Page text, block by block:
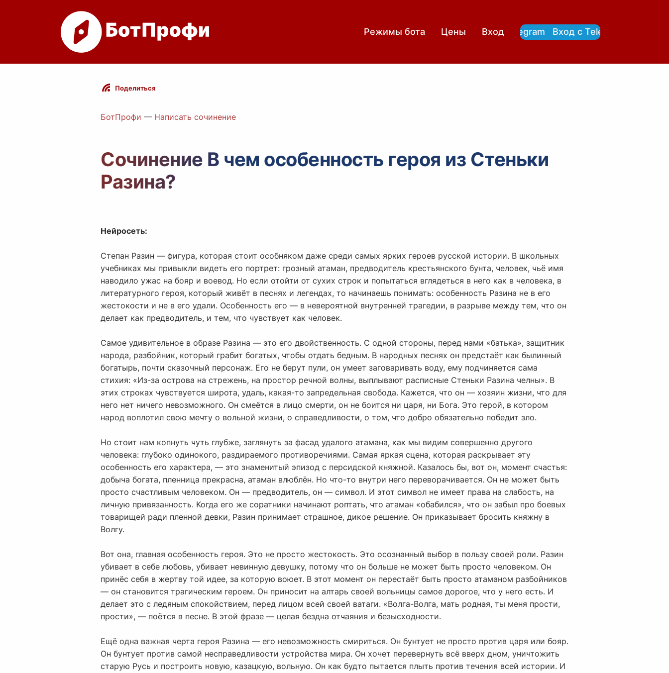
Режимы бота Цены Вход
Вход с Telegram Вход с Telegram
Поделиться
БотПрофи — Написать сочинение
Сочинение В чем особенность героя из Стеньки
Разина?
Нейросеть:
Степан Разин — фигура, которая стоит особняком даже среди самых ярких героев русской истории. В школьных
учебниках мы привыкли видеть его портрет: грозный атаман, предводитель крестьянского бунта, человек, чьё имя
наводило ужас на бояр и воевод. Но если отойти от сухих строк и попытаться вглядеться в него как в человека, в
литературного героя, который живёт в песнях и легендах, то начинаешь понимать: особенность Разина не в его
жестокости и не в его удали. Особенность его — в невероятной внутренней трагедии, в разрыве между тем, что он
делает как предводитель, и тем, что чувствует как человек.
Самое удивительное в образе Разина — это его двойственность. С одной стороны, перед нами «батька», защитник
народа, разбойник, который грабит богатых, чтобы отдать бедным. В народных песнях он предстаёт как былинный
богатырь, почти сказочный персонаж. Его не берут пули, он умеет заговаривать воду, ему подчиняется сама
стихия: «Из-за острова на стрежень, на простор речной волны, выплывают расписные Стеньки Разина челны». В
этих строках чувствуется широта, удаль, какая-то запредельная свобода. Кажется, что он — хозяин жизни, что для
него нет ничего невозможного. Он смеётся в лицо смерти, он не боится ни царя, ни Бога. Это герой, в котором
народ воплотил свою мечту о вольной жизни, о справедливости, о том, что добро обязательно победит зло.
Но стоит нам копнуть чуть глубже, заглянуть за фасад удалого атамана, как мы видим совершенно другого
человека: глубоко одинокого, раздираемого противоречиями. Самая яркая сцена, которая раскрывает эту
особенность его характера, — это знаменитый эпизод с персидской княжной. Казалось бы, вот он, момент счастья:
добыча богата, пленница прекрасна, атаман влюблён. Но что-то внутри него переворачивается. Он не может быть
просто счастливым человеком. Он — предводитель, он — символ. И этот символ не имеет права на слабость, на
личную привязанность. Когда его же соратники начинают роптать, что атаман «обабился», что он забыл про боевых
товарищей ради пленной девки, Разин принимает страшное, дикое решение. Он приказывает бросить княжну в
Волгу.
Вот она, главная особенность героя. Это не просто жестокость. Это осознанный выбор в пользу своей роли. Разин
убивает в себе любовь, убивает невинную девушку, потому что он больше не может быть просто человеком. Он
принёс себя в жертву той идее, за которую воюет. В этот момент он перестаёт быть просто атаманом разбойников
— он становится трагическим героем. Он приносит на алтарь своей вольницы самое дорогое, что у него есть. И
делает это с ледяным спокойствием, перед лицом всей своей ватаги. «Волга-Волга, мать родная, ты меня прости,
прости», — поётся в песне. В этой фразе — целая бездна отчаяния и безысходности.
Ещё одна важная черта героя Разина — его невозможность смириться. Он бунтует не просто против царя или бояр.
Он бунтует против самой несправедливости устройства мира. Он хочет перевернуть всё вверх дном, уничтожить
старую Русь и построить новую, казацкую, вольную. Он как будто пытается плыть против течения всей истории. И